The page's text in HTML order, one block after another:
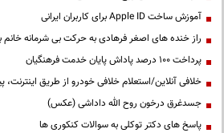
آموزش ساخت Apple ID برای کاربران ایرانی
راز خنده های اصغر فرهادی به حرکت بی شرمانه
پرداخت ۱۰۰ درصد پاداش پایان خدمت فرهنگیان
خلافی آنلاین/استعلام خلافی خودرو از طریق اینترنت،
جسدغرق درخون روح الله داداشی (عکس)
پاسخ های دکتر توکلی به سوالات کنکوری ها